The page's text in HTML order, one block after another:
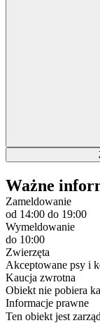
Ważne
Zameldowanie
od 14:00 do 19:00
Wymeldowanie
do 10:00
Zwierzęta
Akceptowane psy i
Kaucja zwrotna
Obiekt nie pobiera
Informacje prawne
Ten obiekt jest